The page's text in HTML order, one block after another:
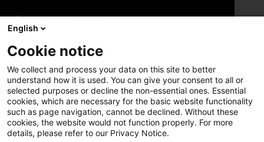
Finanzas
Acciones
English
Cookie notice
We collect and process your data on this site to better
understand how it is used. You can give your consent to all or
selected purposes or decline the non-essential ones. Essential
cookies, which are necessary for the basic website functionality
such as page navigation, cannot be declined. Without these
cookies, the website would not function properly. For more
details, please refer to our Privacy Notice.